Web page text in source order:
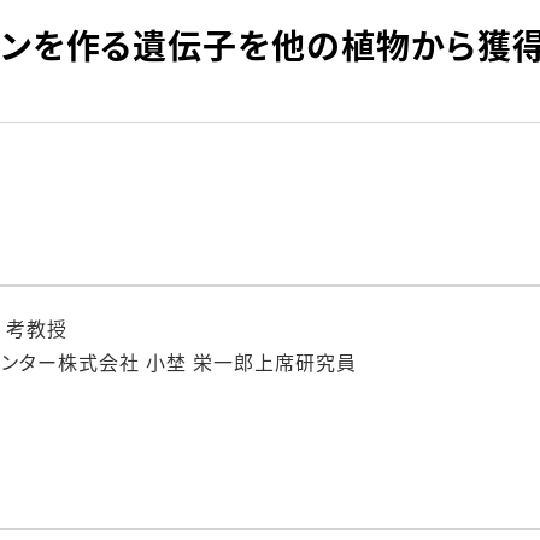
を作る遺伝子を他の植物から獲
教授
ンター株式会社 小埜 栄一郎上席研究員